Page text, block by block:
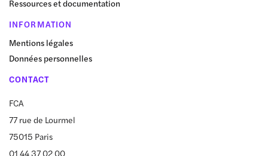
Ressources et documentation
INFORMATION
Mentions légales
Données personnelles
CONTACT
FCA
77 rue de Lourmel
75015 Paris
01 44 37 02 00